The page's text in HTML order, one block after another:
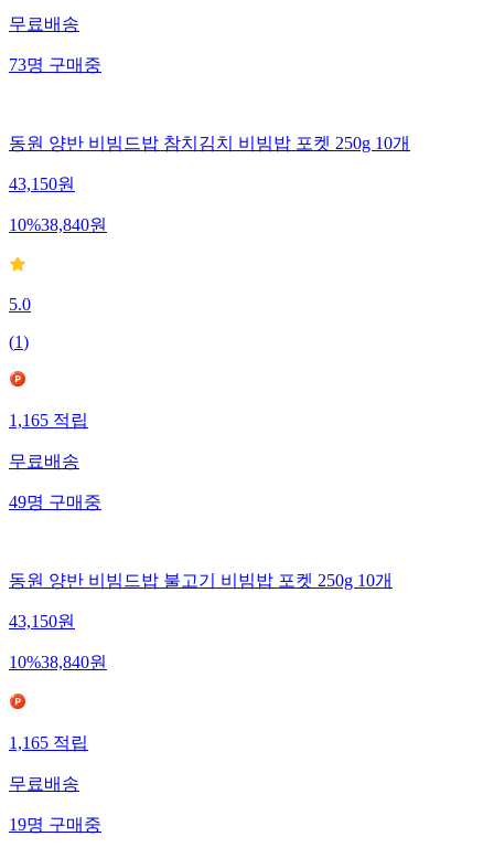
무료배송
73명 구매중
동원 양반 비빔드밥 참치김치 비빔밥 포켓 250g 10개
43,150원
10%38,840원
5.0
(1)
1,165 적립
무료배송
49명 구매중
동원 양반 비빔드밥 불고기 비빔밥 포켓 250g 10개
43,150원
10%38,840원
1,165 적립
무료배송
19명 구매중